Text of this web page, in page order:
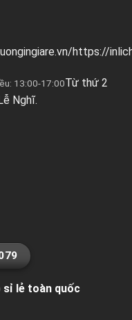
https://
13:00-17:00Từ thứ 2
Nghĩ.
sỉ lẻ toàn quốc